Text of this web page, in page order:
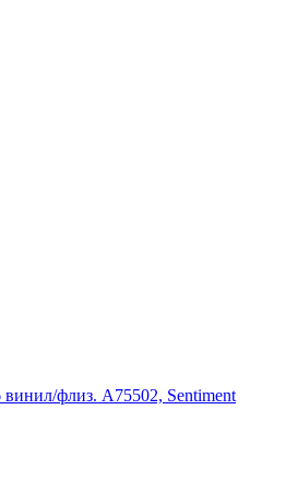
флиз. A75502, Sentiment